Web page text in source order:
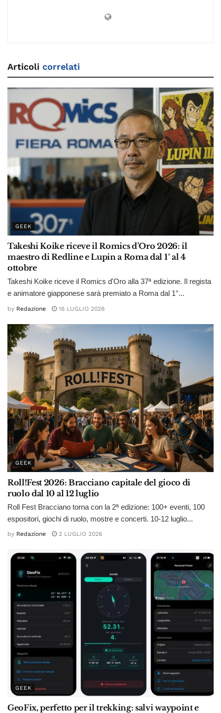
Articoli correlati
GEEK
Takeshi Koike riceve il Romics d’Oro 2026: il
maestro di Redline e Lupin a Roma dal 1° al 4
ottobre
Takeshi Koike riceve il Romics d'Oro alla 37ª edizione. Il regista
e animatore giapponese sarà premiato a Roma dal 1°...
by Redazione 16 LUGLIO 2026
GEEK
Roll!Fest 2026: Bracciano capitale del gioco di
ruolo dal 10 al 12 luglio
Roll Fest Bracciano torna con la 2ª edizione: 100+ eventi, 100
espositori, giochi di ruolo, mostre e concerti. 10-12 luglio...
by Redazione 2 LUGLIO 2026
GEEK
GeoFix, perfetto per il trekking: salvi waypoint e